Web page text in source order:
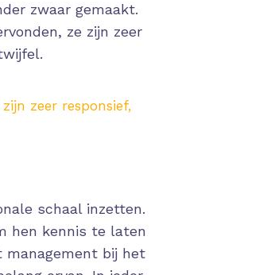
zwaar gemaakt.
ze zijn zeer
zeer responsief,
schaal inzetten.
hen kennis te laten
management bij het